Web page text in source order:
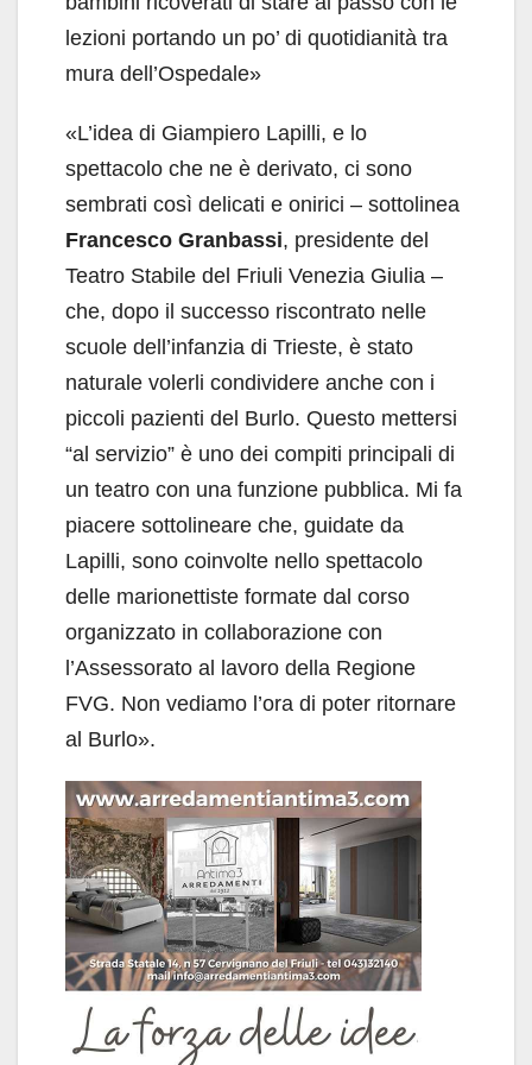
lezioni portando un po’ di quotidianità tra
mura dell’Ospedale»
«L’idea di Giampiero Lapilli, e lo
spettacolo che ne è derivato, ci sono
sembrati così delicati e onirici – sottolinea
Francesco Granbassi, presidente del
Teatro Stabile del Friuli Venezia Giulia –
che, dopo il successo riscontrato nelle
scuole dell’infanzia di Trieste, è stato
naturale volerli condividere anche con i
piccoli pazienti del Burlo. Questo mettersi
“al servizio” è uno dei compiti principali di
un teatro con una funzione pubblica. Mi fa
piacere sottolineare che, guidate da
Lapilli, sono coinvolte nello spettacolo
delle marionettiste formate dal corso
organizzato in collaborazione con
l’Assessorato al lavoro della Regione
FVG. Non vediamo l’ora di poter ritornare
al Burlo».